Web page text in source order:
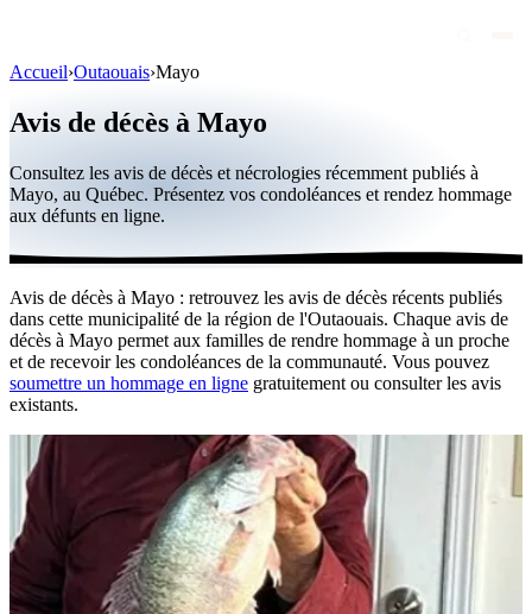
Personnalités publiques
Québec
Canada
International
Par région
Par ville
Maisons funéraires
Éternea
Publier un avis
Recherche
Accueil›Outaouais›Mayo
Avis de décès à Mayo
Consultez les avis de décès et nécrologies récemment publiés à
Mayo, au Québec. Présentez vos condoléances et rendez hommage
aux défunts en ligne.
Avis de décès à Mayo : retrouvez les avis de décès récents publiés
dans cette municipalité de la région de l'Outaouais. Chaque avis de
décès à Mayo permet aux familles de rendre hommage à un proche
et de recevoir les condoléances de la communauté. Vous pouvez
soumettre un hommage en ligne gratuitement ou consulter les avis
existants.